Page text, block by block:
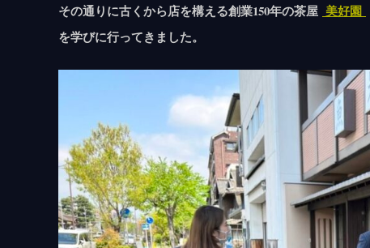
その通りに古くから店を構える創業150年の茶屋 美好園
を学びに行ってきました。